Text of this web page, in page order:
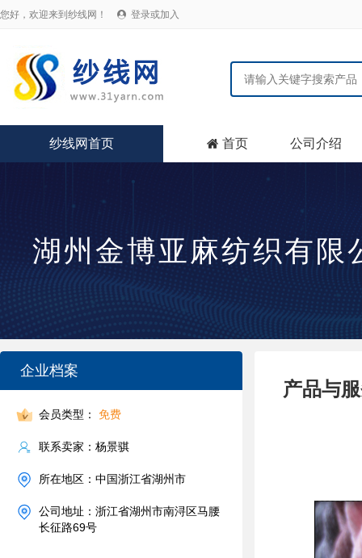
您好，欢迎来到纱线网！  登录或加入
纱线网首页  首页 公司介绍
湖州金博亚麻纺织有限
企业档案
会员类型： 免费
联系卖家：杨景骐
所在地区：中国浙江省湖州市
公司地址：浙江省湖州市南浔区马腰
长征路69号
产品与